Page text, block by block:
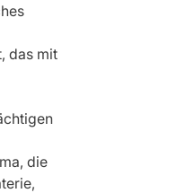
das mit
die